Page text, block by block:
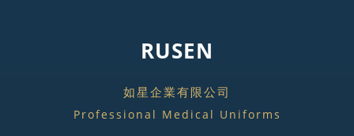
RUSEN
如星企業有限公司
Professional Medical Uniforms